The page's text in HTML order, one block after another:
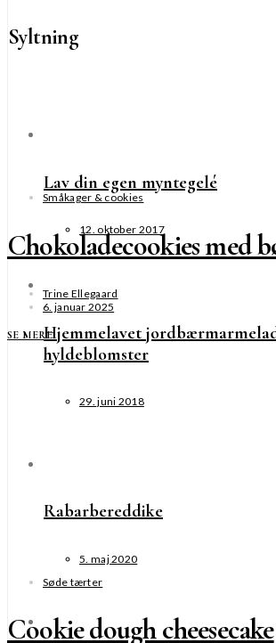
Syltning
Lav din egen myntegelé
12. oktober 2017
Hjemmelavet
hyldeblomster
29. juni 2018
Rabarbereddike
5. maj 2020
Småkager & cookies
Chokoladecookies med
Trine Ellegaard
6. januar 2025
SE MERE
Søde tærter
Cookie dough cheesecake